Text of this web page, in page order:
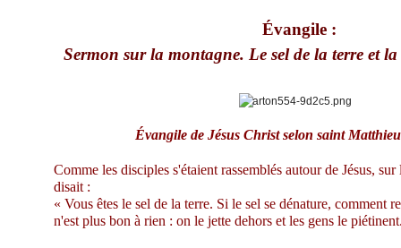
Évangile :
Sermon sur la montagne. Le sel de la terre et
Évangile de Jésus Christ selon saint
Comme les disciples s'étaient rassemblés autour de Jésus,
disait :
« Vous êtes le sel de la terre. Si le sel se dénature, comment
n'est plus bon à rien : on le jette dehors et les gens le